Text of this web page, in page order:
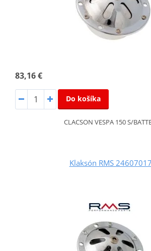
83,16 €
Do košíka
CLACSON VESPA 150 S/
Klaksón RMS